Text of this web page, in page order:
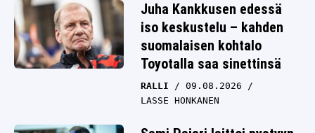
Juha Kankkusen edessä
iso keskustelu – kahden
suomalaisen kohtalo
Toyotalla saa sinettinsä
RALLI
09.08.2026
LASSE HONKANEN